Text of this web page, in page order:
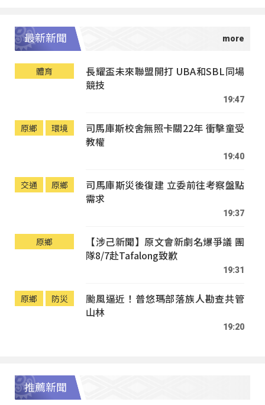
最新新聞
體育
長耀盃未來聯盟開打 UBA和SBL同場
競技
19:47
原鄉 環境
司馬庫斯校舍無照卡關22年 衝擊童受
教權
19:40
交通 原鄉
司馬庫斯災後復建 立委前往考察盤點
需求
19:37
原鄉
【涉己新聞】原文會新劇名爆爭議 團
隊8/7赴Tafalong致歉
19:31
原鄉 防災
颱風逼近！普悠瑪部落族人勘查共管
山林
19:20
推薦新聞